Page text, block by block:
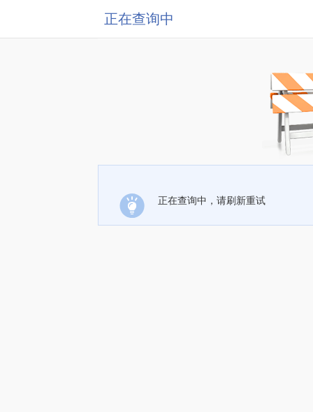
正在查询中
正在查询中，请刷新重试